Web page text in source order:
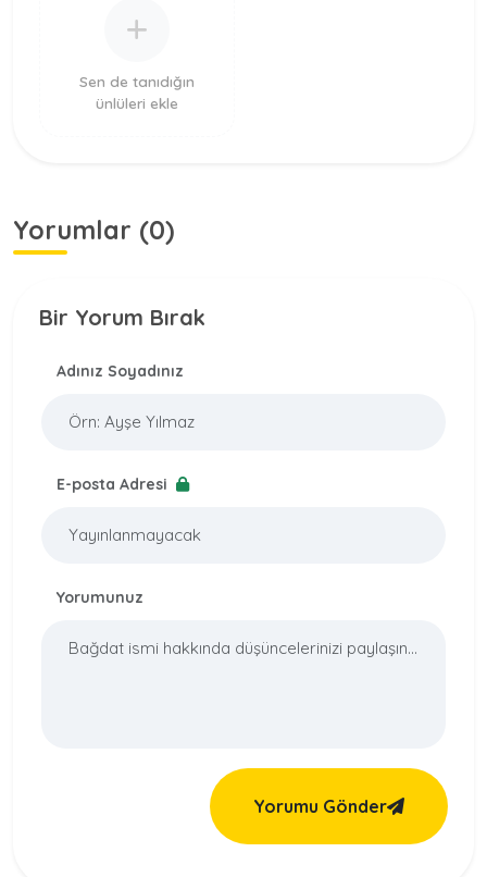
Sen de tanıdığın
ünlüleri ekle
Yorumlar (0)
Bir Yorum Bırak
Adınız Soyadınız
E-posta Adresi
Yorumunuz
Yorumu Gönder